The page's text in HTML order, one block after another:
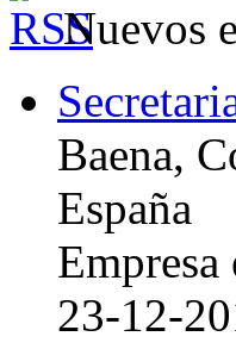
Nuevos
Baena,
España
23-12-